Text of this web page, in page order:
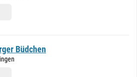
Büdchen